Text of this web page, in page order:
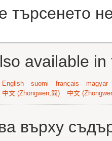
търсенето
available
English suomi français
magyar
中文 (Zhongwen,简) 中文
върху